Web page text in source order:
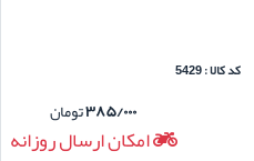
کد کالا : 5429
۳۸۵/۰۰۰تومان
امکان ارسال روزانه